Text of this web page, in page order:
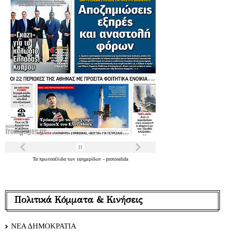
Τα πρωτοσέλιδα των εφημερίδων - protoselida
Πολιτικά Κόμματα & Κινήσεις
ΝΕΑ ΔΗΜΟΚΡΑΤΙΑ